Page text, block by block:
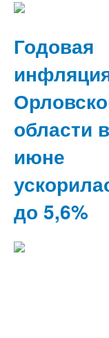
Годовая
области в
июне
до 5,6%